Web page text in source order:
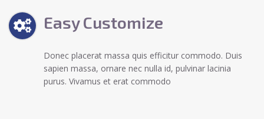
Easy Customize
Donec placerat massa quis efficitur commodo. Duis
sapien massa, ornare nec nulla id, pulvinar lacinia
purus. Vivamus et erat commodo